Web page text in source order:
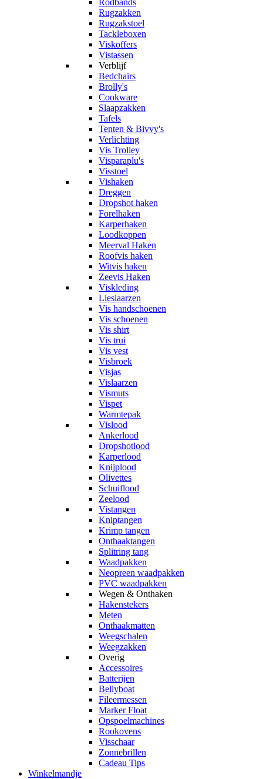
Rodbands
Rugzakken
Rugzakstoel
Tackleboxen
Viskoffers
Vistassen
Verblijf
Bedchairs
Brolly's
Cookware
Slaapzakken
Tafels
Tenten & Bivvy's
Verlichting
Vis Trolley
Visparaplu's
Visstoel
Vishaken
Dreggen
Dropshot haken
Forelhaken
Karperhaken
Loodkoppen
Meerval Haken
Roofvis haken
Witvis haken
Zeevis Haken
Viskleding
Lieslaarzen
Vis handschoenen
Vis schoenen
Vis shirt
Vis trui
Vis vest
Visbroek
Visjas
Vislaarzen
Vismuts
Vispet
Warmtepak
Vislood
Ankerlood
Dropshotlood
Karperlood
Knijplood
Olivettes
Schuiflood
Zeelood
Vistangen
Kniptangen
Krimp tangen
Onthaaktangen
Splitring tang
Waadpakken
Neopreen waadpakken
PVC waadpakken
Wegen & Onthaken
Hakenstekers
Meten
Onthaakmatten
Weegschalen
Weegzakken
Overig
Accessoires
Batterijen
Bellyboat
Fileermessen
Marker Float
Opspoelmachines
Rookovens
Visschaar
Zonnebrillen
Cadeau Tips
Winkelmandje